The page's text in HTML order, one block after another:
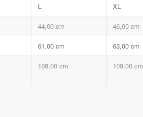
L XL
44,00 cm 46,00 cm
61,00 cm 63,00 cm
108,00 cm 109,00 cm